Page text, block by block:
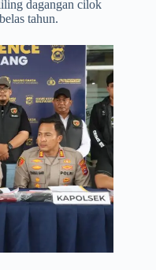
dagangan cilok
tahun.